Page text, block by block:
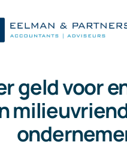
Wat doen wij
Wie zijn wij
geld voor